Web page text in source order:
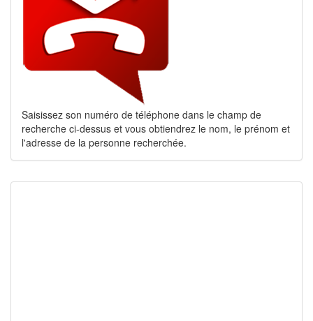
Saisissez son numéro de téléphone dans le champ de
recherche ci-dessus et vous obtiendrez le nom, le prénom et
l'adresse de la personne recherchée.